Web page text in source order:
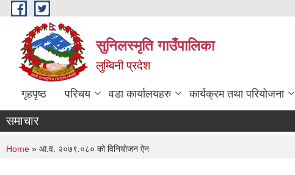
Skip to main content
सुनिलस्मृति गाउँपालिका
लुम्बिनी प्रदेश
गृहपृष्ठ परिचय वडा कार्यालयहरु कार्यक्रम तथा परियोजना
समाचार
You are here
Home » आ.व. २०७९.०८० को विनियोजन ऐन